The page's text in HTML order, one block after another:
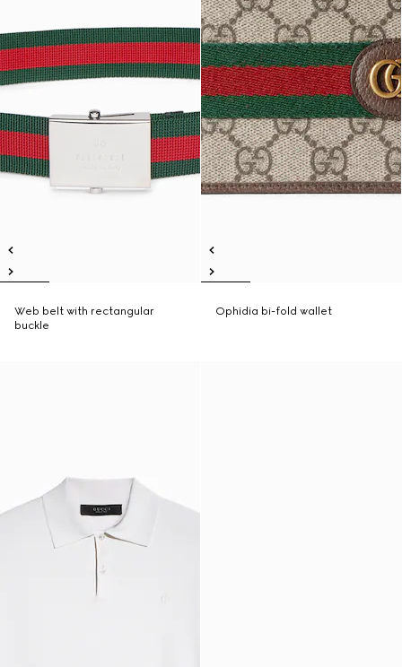
Web belt with rectangular
buckle
Ophidia bi-fold wallet